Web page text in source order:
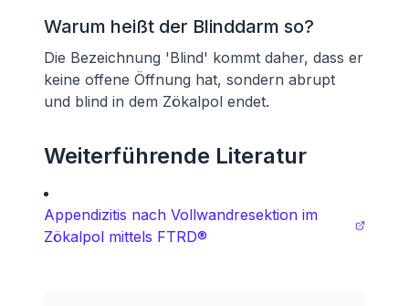
Warum heißt der Blinddarm so?
Die Bezeichnung 'Blind' kommt daher, dass er
keine offene Öffnung hat, sondern abrupt
und blind in dem Zökalpol endet.
Weiterführende Literatur
Appendizitis nach Vollwandresektion im
Zökalpol mittels FTRD®